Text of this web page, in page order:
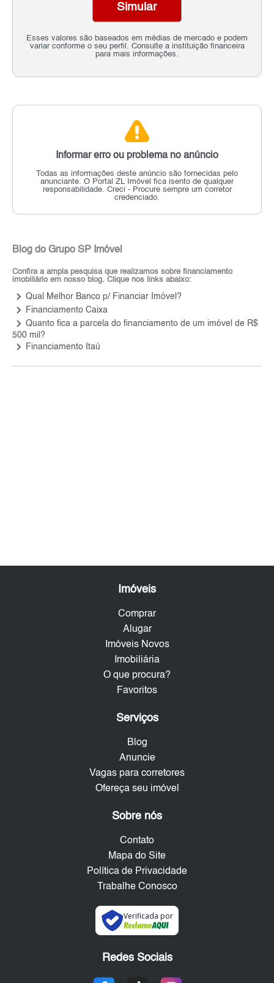
Esses valores são baseados em médias de mercado e podem
variar conforme o seu perfil. Consulte a instituição financeira
para mais informações.
Simular
Informar erro ou problema no anúncio
Todas as informações deste anúncio são fornecidas pelo
anunciante. O Portal ZL Imóvel fica isento de qualquer
responsabilidade. Creci - Procure sempre um corretor
credenciado.
Blog do Grupo SP Imóvel
Confira a ampla pesquisa que realizamos sobre financiamento
imobiliário em nosso blog. Clique nos links abaixo:
keyboard_arrow_right Qual Melhor Banco p/ Financiar Imóvel?
keyboard_arrow_right Financiamento Caixa
keyboard_arrow_right Quanto fica a parcela do financiamento de um imóvel de R$
500 mil?
keyboard_arrow_right Financiamento Itaú
Imóveis
Comprar
Alugar
Imóveis Novos
Imobiliária
O que procura?
Favoritos
Serviços
Blog
Anuncie
Vagas para corretores
Ofereça seu imóvel
Sobre nós
Contato
Mapa do Site
Política de Privacidade
Trabalhe Conosco
Verificada por
Redes Sociais